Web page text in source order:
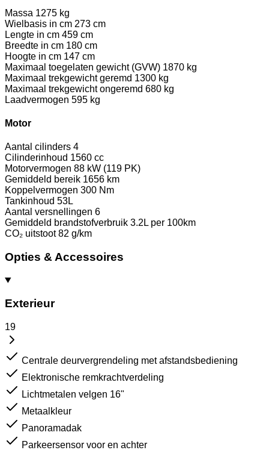
Massa 1275 kg
Wielbasis in cm 273 cm
Lengte in cm 459 cm
Breedte in cm 180 cm
Hoogte in cm 147 cm
Maximaal toegelaten gewicht (GVW) 1870 kg
Maximaal trekgewicht geremd 1300 kg
Maximaal trekgewicht ongeremd 680 kg
Laadvermogen 595 kg
Motor
Aantal cilinders 4
Cilinderinhoud 1560 cc
Motorvermogen 88 kW (119 PK)
Gemiddeld bereik 1656 km
Koppelvermogen 300 Nm
Tankinhoud 53L
Aantal versnellingen 6
Gemiddeld brandstofverbruik 3.2L per 100km
CO₂ uitstoot 82 g/km
Opties & Accessoires
Exterieur
19
Centrale deurvergrendeling met afstandsbediening
Elektronische remkrachtverdeling
Lichtmetalen velgen 16"
Metaalkleur
Panoramadak
Parkeersensor voor en achter